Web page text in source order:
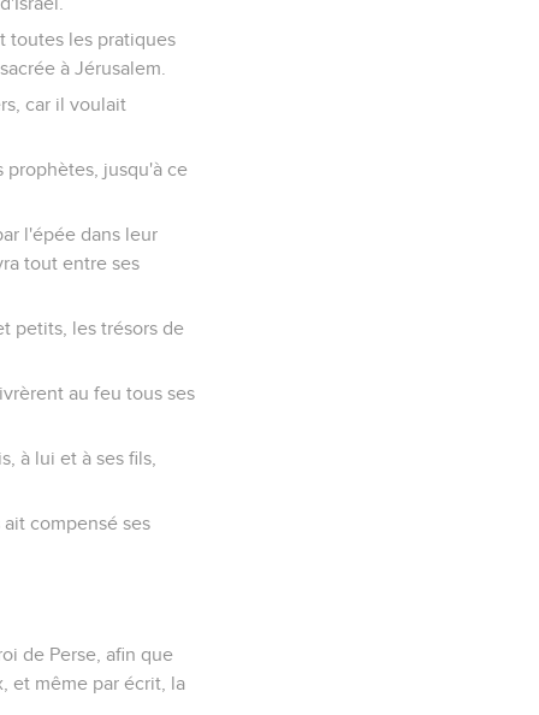
toutes les pratiques
à Jérusalem.
car il voulait
prophètes, jusqu'à ce
l'épée dans leur
tout entre ses
petits, les trésors de
au feu tous ses
à lui et à ses fils,
compensé ses
de Perse, afin que
et même par écrit, la